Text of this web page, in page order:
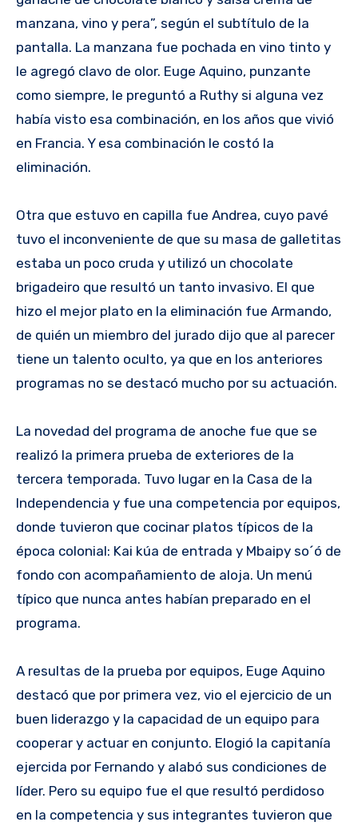
manzana, vino y pera”, según el subtítulo de la
pantalla. La manzana fue pochada en vino tinto y
le agregó clavo de olor. Euge Aquino, punzante
como siempre, le preguntó a Ruthy si alguna vez
había visto esa combinación, en los años que vivió
en Francia. Y esa combinación le costó la
eliminación.
Otra que estuvo en capilla fue Andrea, cuyo pavé
tuvo el inconveniente de que su masa de galletitas
estaba un poco cruda y utilizó un chocolate
brigadeiro que resultó un tanto invasivo. El que
hizo el mejor plato en la eliminación fue Armando,
de quién un miembro del jurado dijo que al parecer
tiene un talento oculto, ya que en los anteriores
programas no se destacó mucho por su actuación.
La novedad del programa de anoche fue que se
realizó la primera prueba de exteriores de la
tercera temporada. Tuvo lugar en la Casa de la
Independencia y fue una competencia por equipos,
donde tuvieron que cocinar platos típicos de la
época colonial: Kai kúa de entrada y Mbaipy so´ó de
fondo con acompañamiento de aloja. Un menú
típico que nunca antes habían preparado en el
programa.
A resultas de la prueba por equipos, Euge Aquino
destacó que por primera vez, vio el ejercicio de un
buen liderazgo y la capacidad de un equipo para
cooperar y actuar en conjunto. Elogió la capitanía
ejercida por Fernando y alabó sus condiciones de
líder. Pero su equipo fue el que resultó perdidoso
en la competencia y sus integrantes tuvieron que